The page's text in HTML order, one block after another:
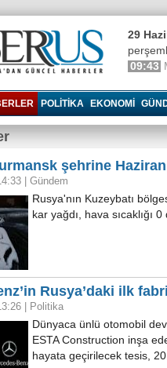
29
09:43
POLITIKA EKONOMI
şehrine Haziran
Gündem
Rusya'nın Kuzeybatı
kar yağdı, hava
Rusya’daki ilk
Politika
Dünyaca ünlü otomobil
ESTA Construction inşa
hayata geçirilecek tesis,